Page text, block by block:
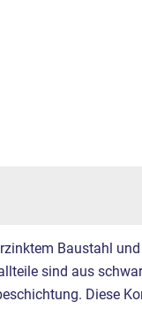
Baustahl
sind aus
Diese